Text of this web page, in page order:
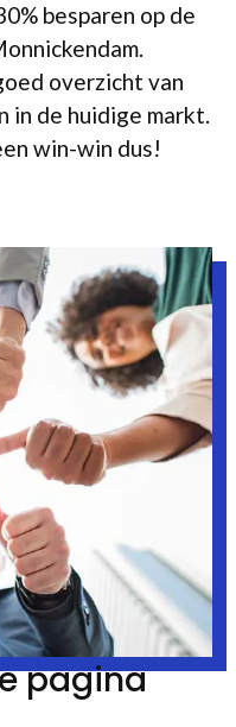
besparen op de
overzicht van
in de huidige markt.
win-win dus!
pagina